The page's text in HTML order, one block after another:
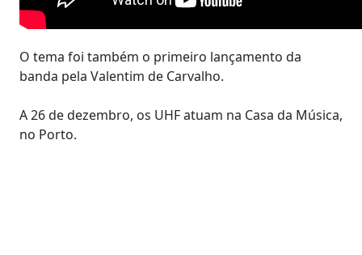
O tema foi também o primeiro lançamento da
banda pela Valentim de Carvalho.
A 26 de dezembro, os UHF atuam na Casa da Música,
no Porto.